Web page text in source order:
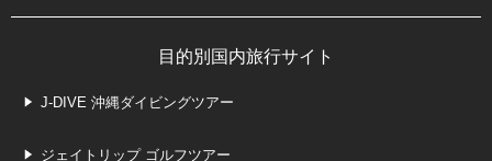
目的別国内旅行サイト
J-DIVE 沖縄ダイビングツアー
ジェイトリップ ゴルフツアー